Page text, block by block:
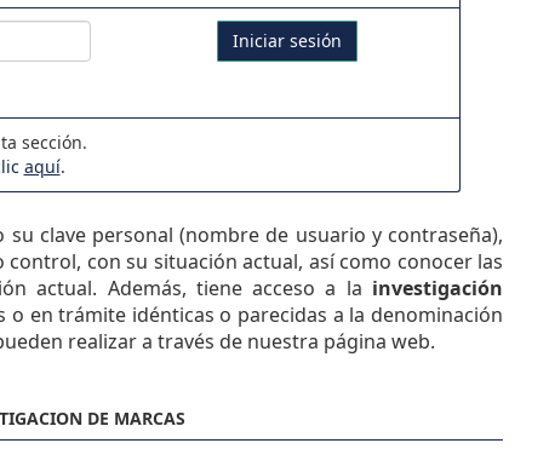
Iniciar sesión
sección.
aquí.
clave personal (nombre de usuario y contraseña),
con su situación actual, así como conocer las
actual. Además, tiene acceso a la investigación
en trámite idénticas o parecidas a la denominación
realizar a través de nuestra página web.
DE MARCAS